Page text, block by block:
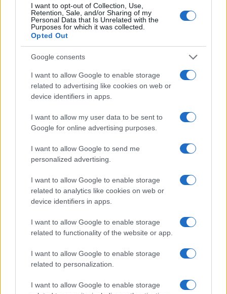
I want to opt-out of Collection, Use,
Retention, Sale, and/or Sharing of my
Personal Data that Is Unrelated with the
Purposes for which it was collected.
Opted Out
Google consents
I want to allow Google to enable storage
related to advertising like cookies on web or
device identifiers in apps.
I want to allow my user data to be sent to
Google for online advertising purposes.
I want to allow Google to send me
personalized advertising.
I want to allow Google to enable storage
related to analytics like cookies on web or
device identifiers in apps.
I want to allow Google to enable storage
related to functionality of the website or app.
I want to allow Google to enable storage
related to personalization.
I want to allow Google to enable storage
voltak ehhez az emberhez képest.
Aki egy kreáció. Tehát ő
lecserélhető darab.”
– fogalmazta meg az egészen elképesztő
állítását Szentesi Zöldi.
A műsorban ugyanakkor nem hangzott el,
hogy pontosan kik lennének azok a háttérben
működő szereplők, akikre a publicista utalt.
A gondolatmenetet Velkovics Vilmos
műsorvezető szakította meg azzal, hogy a
kérdésre később térnek vissza, majd
reklámszünetet jelentett be.
A kérdés, hogy kik „irányítják” valójában
Magyar Pétert, illetve kik válthatnák le őt –
végül megválaszolatlan maradt.